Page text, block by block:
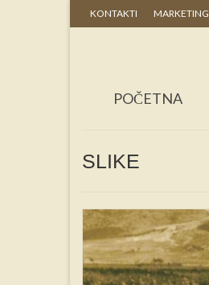
KONTAKTI MARKETING
POČETNA
SLIKE